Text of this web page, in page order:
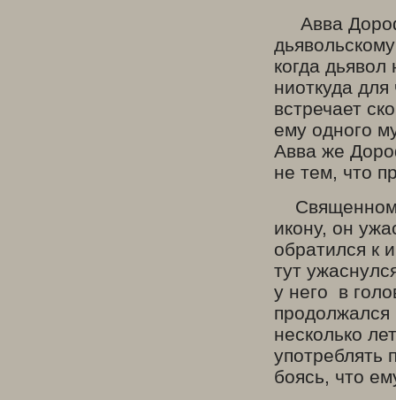
Авва
когда
ниоткуда
встречает
ему одного
Авва же
не тем, что
икону, он
обратился к
тут
у него в
несколько
употреблять
боясь, что